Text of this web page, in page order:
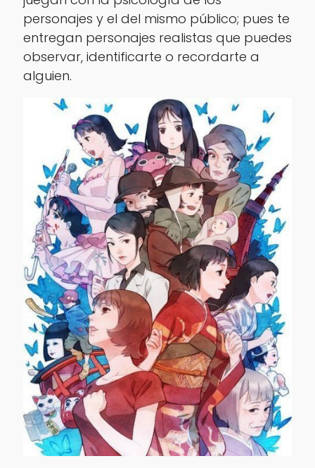
personajes y el del mismo público; pues te
entregan personajes realistas que puedes
observar, identificarte o recordarte a
alguien.